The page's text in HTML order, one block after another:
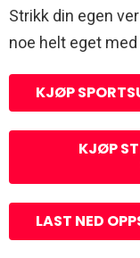
Strikk din egen
noe helt eget
KJØP
KJØP
LAST NED